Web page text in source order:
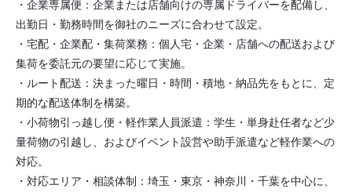
・企業専属便：企業または店舗向けの専属ドライバーを配備し、
出勤日・勤務時間を御社のニーズに合わせて設定。
・宅配・企業配・集荷業務：個人宅・企業・店舗への配送および
集荷を委託元の要望に応じて実施。
・ルート配送：決まった曜日・時間・積地・納品先をもとに、定
期的な配送体制を構築。
・小荷物引っ越し便・軽作業人員派遣：学生・単身赴任者など少
量荷物の引越し、およびイベント設営や助手派遣など軽作業への
対応。
・対応エリア・相談体制：埼玉・東京・神奈川・千葉を中心に、